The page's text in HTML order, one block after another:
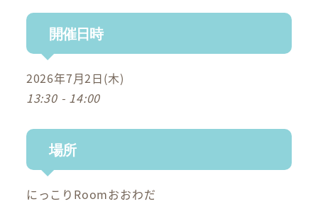
開催日時
2026年7月2日(木)
13:30 - 14:00
場所
にっこりRoomおおわだ